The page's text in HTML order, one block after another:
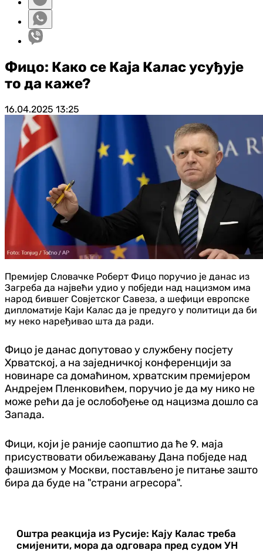
Фицо: Како се Каја Калас усуђује
то да каже?
16.04.2025 13:25
Премијер Словачке Роберт Фицо поручио је данас из
Загреба да највећи удио у побједи над нацизмом има
народ бившег Совјетског Савеза, а шефици европске
дипломатије Каји Калас да је предуго у политици да би
му неко наређивао шта да ради.
Фицо је данас допутовао у службену посјету
Хрватској, а на заједничкој конференцији за
новинаре са домаћином, хрватским премијером
Андрејем Пленковићем, поручио је да му нико не
може рећи да је ослобођење од нацизма дошло са
Запада.
Фици, који је раније саопштио да ће 9. маја
присуствовати обиљежавању Дана побједе над
фашизмом у Москви, постављено је питање зашто
бира да буде на "страни агресора".
Оштра реакција из Русије: Кају Калас треба
смијенити, мора да одговара пред судом УН